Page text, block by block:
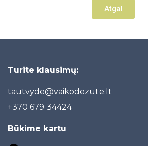
Atgal
Turite klausimų:
tautvyde@vaikodezute.lt
+370 679 34424
Būkime kartu